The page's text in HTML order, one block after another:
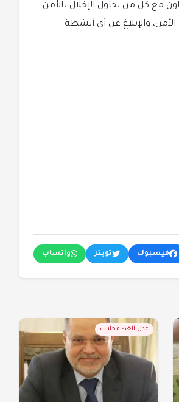
مع كل من يحاول الإخلال بالأمن
الأمن، والإبلاغ عن أي أنشطة
فيسبوك تويتر واتساب
عدن الغد- محليات